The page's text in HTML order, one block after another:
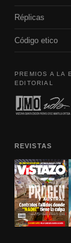
Réplicas
Código etico
PREMIOS A LA
EDITORIAL
REVISTAS